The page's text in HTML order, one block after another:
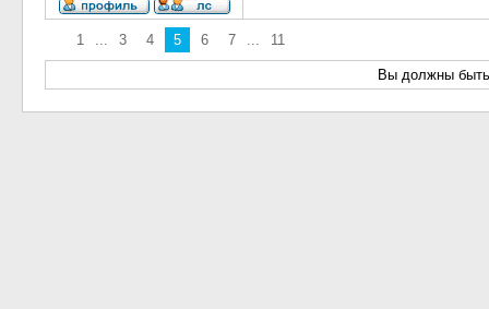
1 ... 3 4 5 6 7 ... 11
Вы должны